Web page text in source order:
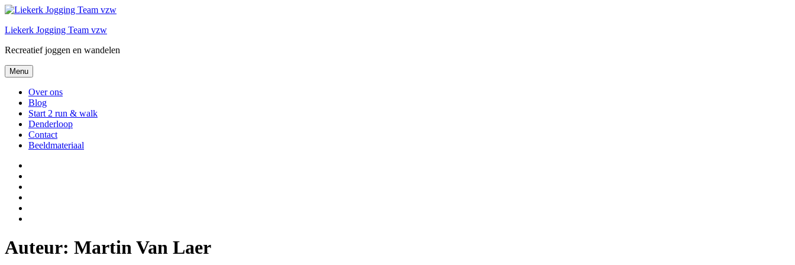
Spring
de
Liekerk Jogging Team vzw
Recreatief joggen en wandelen
Menu
Over ons
Blog
Start 2 run & walk
Denderloop
Contact
Beeldmateriaal
Auteur: Martin Van Laer